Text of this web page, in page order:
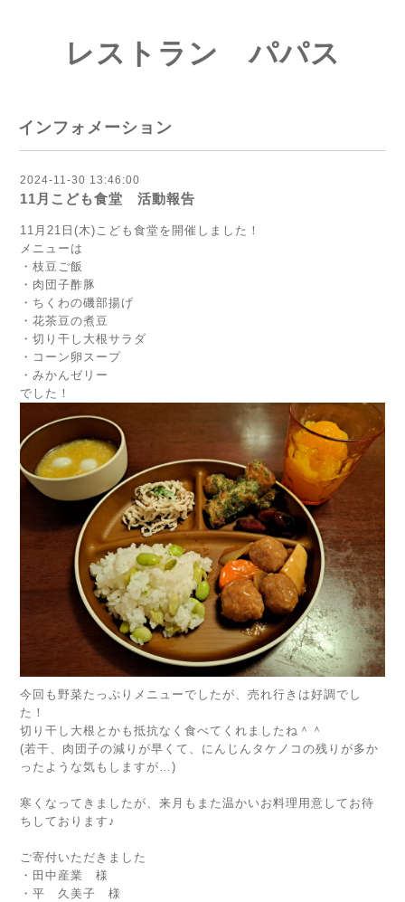
レストラン パパス
インフォメーション
2024-11-30 13:46:00
11月こども食堂 活動報告
11月21日(木)こども食堂を開催しました！
メニューは
・枝豆ご飯
・肉団子酢豚
・ちくわの磯部揚げ
・花茶豆の煮豆
・切り干し大根サラダ
・コーン卵スープ
・みかんゼリー
でした！
今回も野菜たっぷりメニューでしたが、売れ行きは好調でし
た！
切り干し大根とかも抵抗なく食べてくれましたね＾＾
(若干、肉団子の減りが早くて、にんじんタケノコの残りが多か
ったような気もしますが…)
寒くなってきましたが、来月もまた温かいお料理用意してお待
ちしております♪
ご寄付いただきました
・田中産業 様
・平 久美子 様